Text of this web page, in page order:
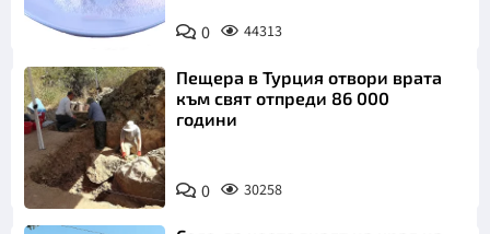
Снимка:
Пиксабей
0 44313
Пещера в Турция отвори врата
към свят отпреди 86 000
години
0 30258